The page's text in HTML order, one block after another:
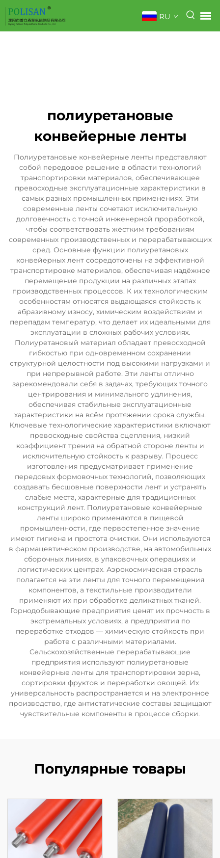
RU
полиуретановые
конвейерные ленты
Полиуретановые конвейерные ленты представляют
собой передовое решение в области технологий
транспортировки материалов, обеспечивающее
превосходные эксплуатационные характеристики в
самых разных промышленных применениях. Эти
современные ленты сочетают исключительную
долговечность с точной инженерной проработкой,
чтобы соответствовать жёстким требованиям
современных производственных и перерабатывающих
сред. Основные функции полиуретановых
конвейерных лент сосредоточены на эффективной
транспортировке материалов, обеспечивая надёжное
перемещение продукции на различных этапах
производственных процессов. К их технологическим
особенностям относятся выдающаяся стойкость к
абразивному износу, химическим воздействиям и
перепадам температур, что делает их идеальными для
эксплуатации в сложных рабочих условиях.
Полиуретановый материал обладает превосходной
гибкостью при одновременном сохранении
структурной целостности под высокими нагрузками и
при непрерывной работе. Эти ленты отлично
зарекомендовали себя в задачах, требующих точного
центрирования и минимального удлинения,
обеспечивая стабильные эксплуатационные
характеристики на всём протяжении срока службы.
Ключевые технологические характеристики включают
превосходные свойства сцепления, низкий
коэффициент трения на обратной стороне ленты и
исключительную стойкость к разрыву. Процесс
изготовления предусматривает применение
передовых формовочных технологий, позволяющих
создавать бесшовные поверхности лент и устранять
слабые места, характерные для традиционных
конструкций лент. Полиуретановые конвейерные
ленты широко применяются в пищевой
промышленности, где первостепенное значение
имеют гигиена и простота очистки. Они используются
в фармацевтическом производстве, на автомобильных
сборочных линиях, в упаковочных операциях и
логистических центрах. Аэрокосмическая отрасль
полагается на эти ленты для точного перемещения
компонентов, а текстильные производители
применяют их при обработке деликатных тканей.
Горнодобывающие предприятия ценят их прочность в
экстремальных условиях, а предприятия по
переработке отходов — химическую стойкость при
работе с различными материалами.
Сельскохозяйственные перерабатывающие
предприятия используют полиуретановые
конвейерные ленты для транспортировки зерна,
сортировки фруктов и переработки овощей. Их
универсальность распространяется и на электронное
производство, где антистатические составы защищают
чувствительные компоненты в процессе сборки.
Популярные товары